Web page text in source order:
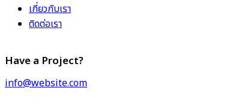
เกี่ยวกับเรา
ติดต่อเรา
Have a Project?
info@website.com